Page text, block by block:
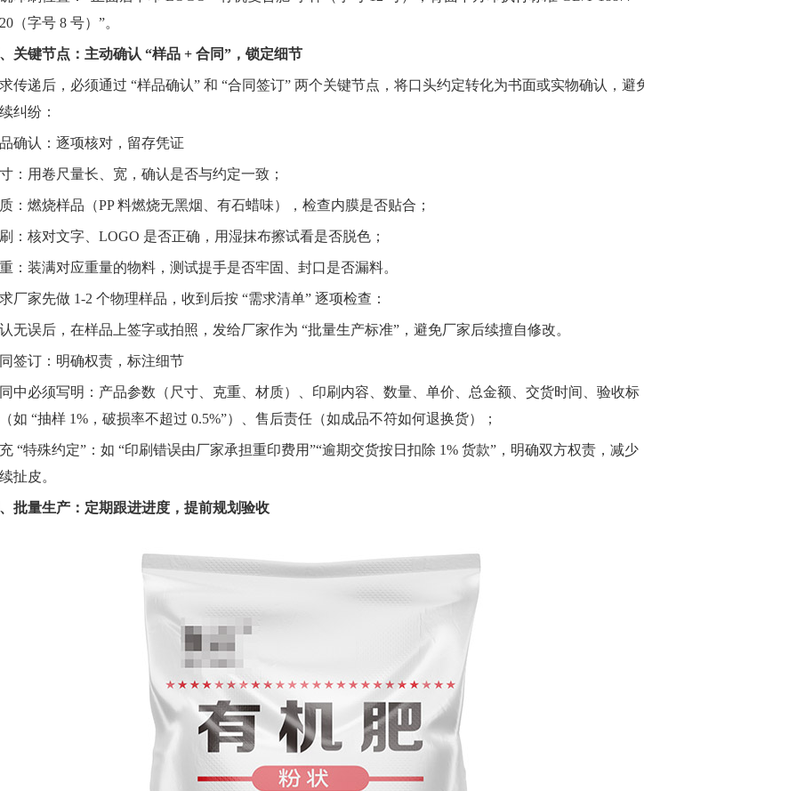
（字号 8 号）”。
关键节点：主动确认 “样品 + 合同”，锁定细节
传递后，必须通过 “样品确认” 和 “合同签订” 两个关键节点，将口头约定转化为书面或实物确认，避免
纠纷：
确认：逐项核对，留存凭证
：用卷尺量长、宽，确认是否与约定一致；
：燃烧样品（PP 料燃烧无黑烟、有石蜡味），检查内膜是否贴合；
：核对文字、LOGO 是否正确，用湿抹布擦试看是否脱色；
：装满对应重量的物料，测试提手是否牢固、封口是否漏料。
厂家先做 1-2 个物理样品，收到后按 “需求清单” 逐项检查：
无误后，在样品上签字或拍照，发给厂家作为 “批量生产标准”，避免厂家后续擅自修改。
签订：明确权责，标注细节
中必须写明：产品参数（尺寸、克重、材质）、印刷内容、数量、单价、总金额、交货时间、验收标
如 “抽样 1%，破损率不超过 0.5%”）、售后责任（如成品不符如何退换货）；
“特殊约定”：如 “印刷错误由厂家承担重印费用”“逾期交货按日扣除 1% 货款”，明确双方权责，减少
扯皮。
批量生产：定期跟进进度，提前规划验收